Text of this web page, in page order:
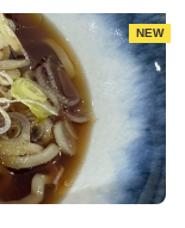
NEW